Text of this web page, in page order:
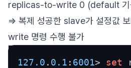
replicas-to-write 0 (default 기
=> 복제 성공한 slave가 설정값
write 명령 수행 불가
127.0 . 0.1 : 6001> set